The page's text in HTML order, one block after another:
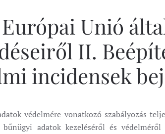
Unió
II.
incidensek
védelmére vonatkozó szabályozás
adatok kezeléséről és